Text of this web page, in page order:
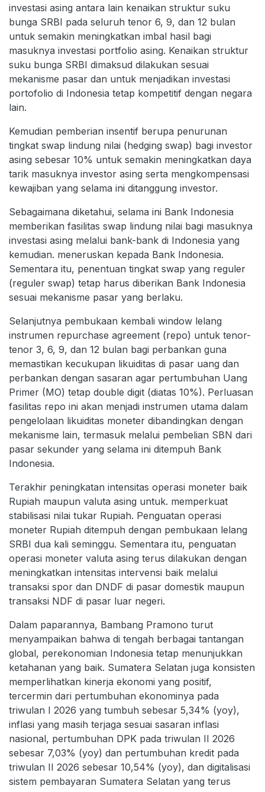
investasi asing antara lain kenaikan struktur suku
bunga SRBI pada seluruh tenor 6, 9, dan 12 bulan
untuk semakin meningkatkan imbal hasil bagi
masuknya investasi portfolio asing. Kenaikan struktur
suku bunga SRBI dimaksud dilakukan sesuai
mekanisme pasar dan untuk menjadikan investasi
portofolio di Indonesia tetap kompetitif dengan negara
lain.
Kemudian pemberian insentif berupa penurunan
tingkat swap lindung nilai (hedging swap) bagi investor
asing sebesar 10% untuk semakin meningkatkan daya
tarik masuknya investor asing serta mengkompensasi
kewajiban yang selama ini ditanggung investor.
Sebagaimana diketahui, selama ini Bank Indonesia
memberikan fasilitas swap lindung nilai bagi masuknya
investasi asing melalui bank-bank di Indonesia yang
kemudian. meneruskan kepada Bank Indonesia.
Sementara itu, penentuan tingkat swap yang reguler
(reguler swap) tetap harus diberikan Bank Indonesia
sesuai mekanisme pasar yang berlaku.
Selanjutnya pembukaan kembali window lelang
instrumen repurchase agreement (repo) untuk tenor-
tenor 3, 6, 9, dan 12 bulan bagi perbankan guna
memastikan kecukupan likuiditas di pasar uang dan
perbankan dengan sasaran agar pertumbuhan Uang
Primer (MO) tetap double digit (diatas 10%). Perluasan
fasilitas repo ini akan menjadi instrumen utama dalam
pengelolaan likuiditas moneter dibandingkan dengan
mekanisme lain, termasuk melalui pembelian SBN dari
pasar sekunder yang selama ini ditempuh Bank
Indonesia.
Terakhir peningkatan intensitas operasi moneter baik
Rupiah maupun valuta asing untuk. memperkuat
stabilisasi nilai tukar Rupiah. Penguatan operasi
moneter Rupiah ditempuh dengan pembukaan lelang
SRBI dua kali seminggu. Sementara itu, penguatan
operasi moneter valuta asing terus dilakukan dengan
meningkatkan intensitas intervensi baik melalui
transaksi spor dan DNDF di pasar domestik maupun
transaksi NDF di pasar luar negeri.
Dalam paparannya, Bambang Pramono turut
menyampaikan bahwa di tengah berbagai tantangan
global, perekonomian Indonesia tetap menunjukkan
ketahanan yang baik. Sumatera Selatan juga konsisten
memperlihatkan kinerja ekonomi yang positif,
tercermin dari pertumbuhan ekonominya pada
triwulan I 2026 yang tumbuh sebesar 5,34% (yoy),
inflasi yang masih terjaga sesuai sasaran inflasi
nasional, pertumbuhan DPK pada triwulan II 2026
sebesar 7,03% (yoy) dan pertumbuhan kredit pada
triwulan II 2026 sebesar 10,54% (yoy), dan digitalisasi
sistem pembayaran Sumatera Selatan yang terus